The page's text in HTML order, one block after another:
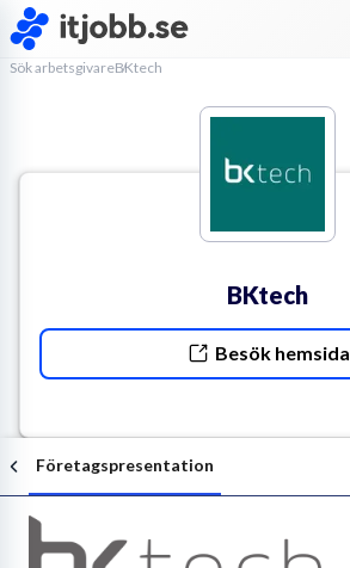
Sök arbetsgivareBKtech
BKtech
Besök hemsida
Företagspresentation